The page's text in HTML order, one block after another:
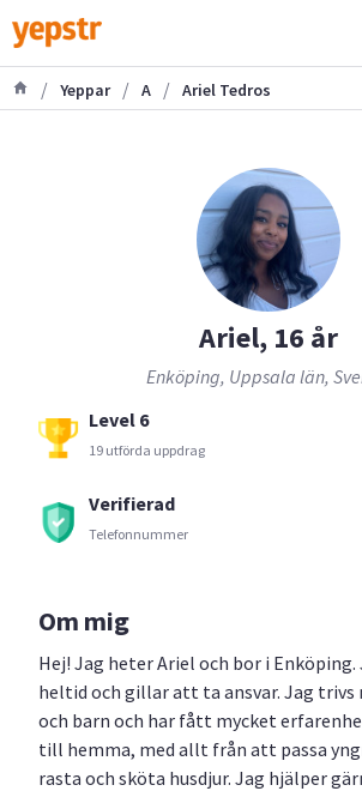
/ Yeppar / A / Ariel Tedros
Ariel, 16 år
Enköping, Uppsala län,
Level 6
19 utförda uppdrag
Verifierad
Telefonnummer
Om mig
Hej! Jag heter Ariel och bor i
heltid och gillar att ta ansvar. Jag trivs
och barn och har fått mycket
till hemma, med allt från att passa
rasta och sköta husdjur. Jag hjälper